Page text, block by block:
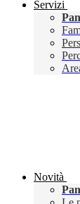
Servizi
Novità